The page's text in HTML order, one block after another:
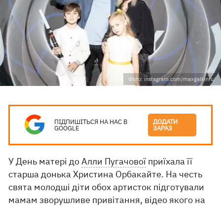
Фото: instagram.com/maxgalkinru/
ПІДПИШІТЬСЯ НА НАС В
GOOGLE
ДОДАТИ
ЗАРАЗ
У День матері доАлли Пугачової приїхала її
старша донька Христина Орбакайте. На честь
свята молодші діти обох артисток підготували
мамам зворушливе привітання, відео якого на